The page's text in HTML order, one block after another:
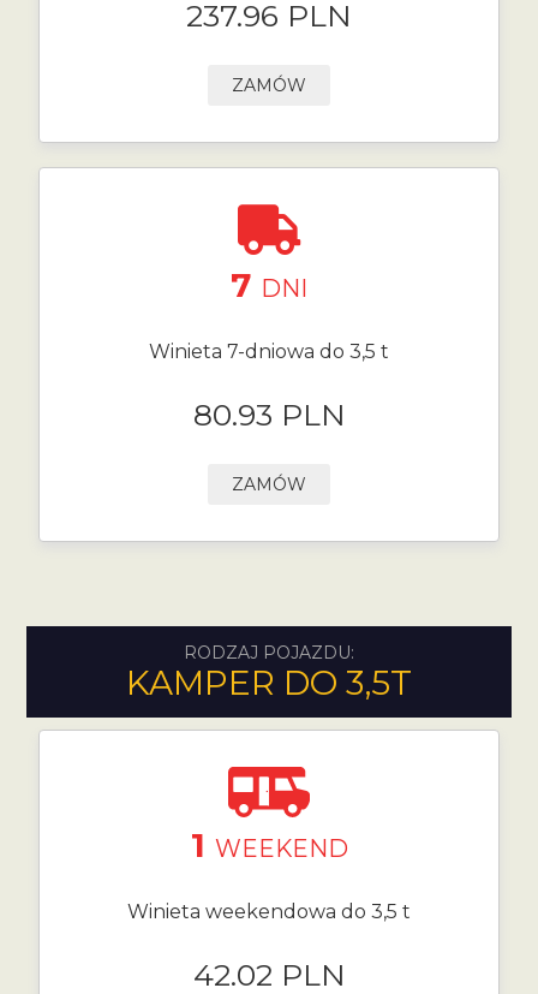
237.96 PLN
ZAMÓW
7 DNI
Winieta 7-dniowa do 3,5 t
80.93 PLN
ZAMÓW
RODZAJ POJAZDU:
KAMPER DO 3,5T
1 WEEKEND
Winieta weekendowa do 3,5 t
42.02 PLN